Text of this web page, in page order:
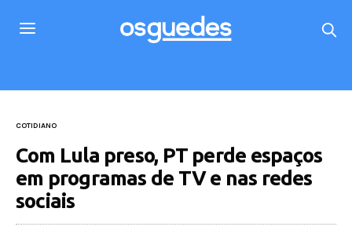
COTIDIANO
Com Lula preso, PT perde espaços
em programas de TV e nas redes
sociais